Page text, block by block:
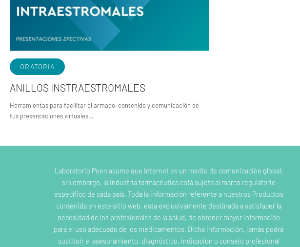
ORATORIA
ANILLOS INSTRAESTROMALES
Herramientas para facilitar el armado, contenido y comunicación de
tus presentaciones virtuales…
Laboratorio Poen asume que Internet es un medio de comunicación global;
sin embargo, la industria farmacéutica está sujeta al marco regulatorio
específico de cada país. Toda la información referente a nuestros Productos
contenida en este sitio web, esta exclusivamente destinada a satisfacer la
necesidad de los profesionales de la salud, de obtener mayor información
para el uso adecuado de los medicamentos. Dicha información, jamás podrá
sustituir el asesoramiento, diagnóstico, indicación o consejo profesional